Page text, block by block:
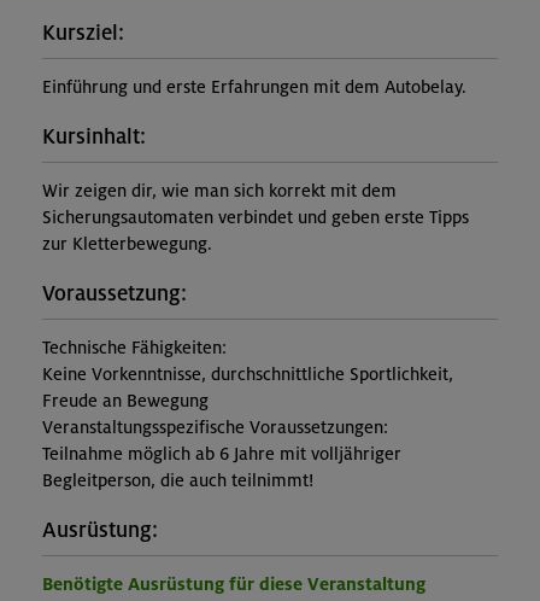
Kursziel:
Einführung und erste Erfahrungen mit dem Autobelay.
Kursinhalt:
Wir zeigen dir, wie man sich korrekt mit dem
Sicherungsautomaten verbindet und geben erste Tipps
zur Kletterbewegung.
Voraussetzung:
Technische Fähigkeiten:
Keine Vorkenntnisse, durchschnittliche Sportlichkeit,
Freude an Bewegung
Veranstaltungsspezifische Voraussetzungen:
Teilnahme möglich ab 6 Jahre mit volljähriger
Begleitperson, die auch teilnimmt!
Ausrüstung:
Benötigte Ausrüstung für diese Veranstaltung